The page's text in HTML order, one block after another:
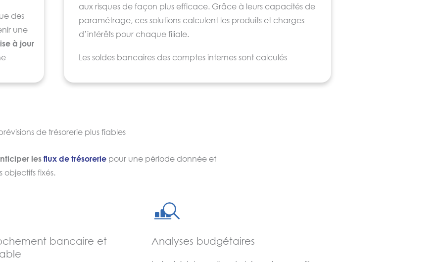
des
une
à jour
à
la
aux risques de façon plus efficace. Grâce à leurs capacités de
paramétrage, ces solutions calculent les produits et charges
d’intérêts pour chaque filiale.
Les soldes bancaires des comptes internes sont calculés
puissentvisionner tous les soldes par filiale et couple de
de gérer les demandes de trésorerie des filiales de façon plus
Un logiciel de gestion de trésorerie va vous aider à
rémunération, durée de remboursement des prêts.
choisi de gérer en interne vos opérations intragroupe ou que
de trésorerie plus fiables
les flux de trésoreriepour une période donnée et
objectifs fixés.
bancaire et
Analyses budgétaires